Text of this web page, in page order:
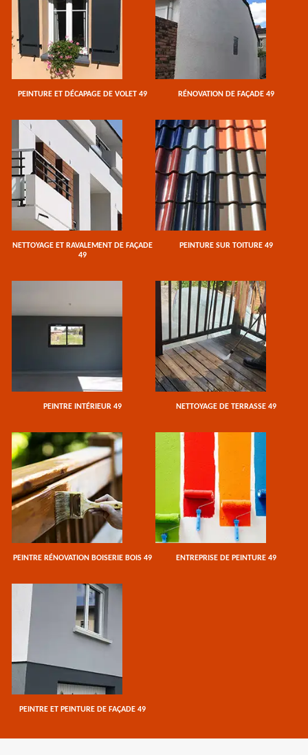
PEINTURE ET DÉCAPAGE DE VOLET 49 RÉNOVATION DE FAÇADE 49
NETTOYAGE ET RAVALEMENT DE FAÇADE
49
PEINTURE SUR TOITURE 49
PEINTRE INTÉRIEUR 49 NETTOYAGE DE TERRASSE 49
PEINTRE RÉNOVATION BOISERIE BOIS 49 ENTREPRISE DE PEINTURE 49
PEINTRE ET PEINTURE DE FAÇADE 49